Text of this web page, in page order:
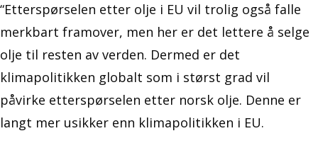
“Etterspørselen etter olje i EU vil trolig også falle
merkbart framover, men her er det lettere å selge
olje til resten av verden. Dermed er det
klimapolitikken globalt som i størst grad vil
påvirke etterspørselen etter norsk olje. Denne er
langt mer usikker enn klimapolitikken i EU.